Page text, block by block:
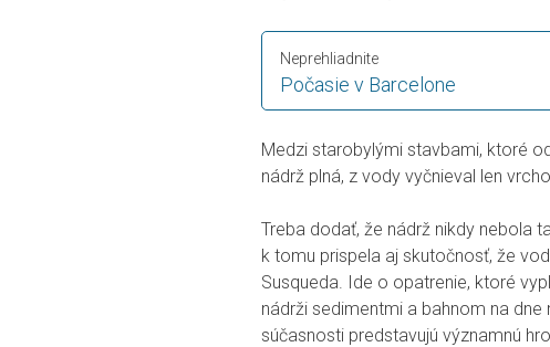
Počasie v Barcelone
Neprehliadnite
Medzi starobylými stavbami, ktoré
nádrž plná, z vody vyčnieval len
Treba dodať, že nádrž nikdy nebola
k tomu prispela aj skutočnosť, že
Susqueda. Ide o opatrenie, ktoré
nádrži sedimentmi a bahnom na
súčasnosti predstavujú významnú